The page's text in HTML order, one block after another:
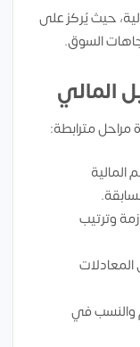
حيث يُركز على
السوق.
المالي
مراحل مترابطة:
المالية
وترتيب
والنسب في